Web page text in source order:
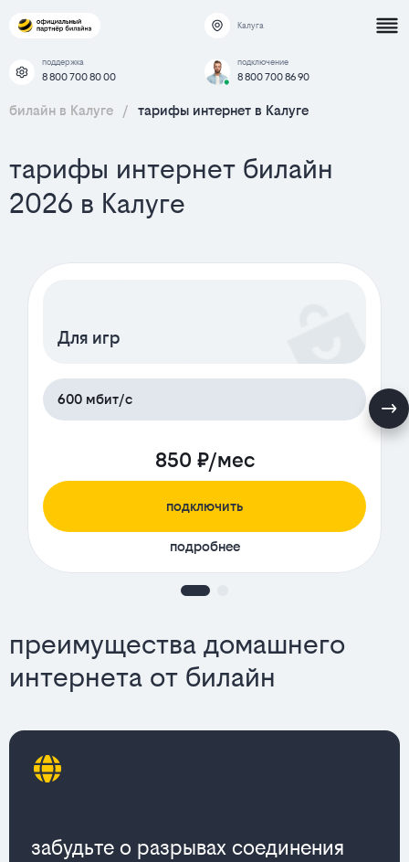
Калуга
поддержка
8 800 700 80 00
подключение
8 800 700 86 90
билайн в Калуге / тарифы интернет в Калуге
тарифы интернет билайн
2026 в Калуге
Для игр
600 мбит/с
850 ₽/мес
подключить
подробнее
преимущества домашнего
интернета от билайн
забудьте о разрывах соединения